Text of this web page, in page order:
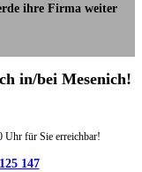
ihre Firma weiter
in/bei Mesenich!
Uhr für Sie erreichbar!
147